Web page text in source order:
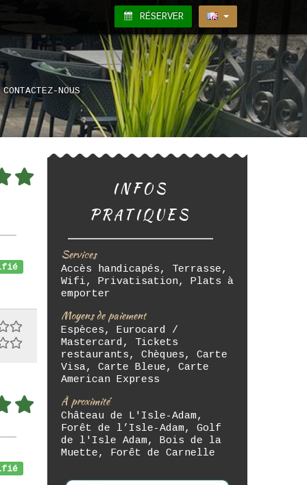
RÉSERVER
CONTACTEZ-NOUS
INFOS
PRATIQUES
Services
Accès handicapés, Terrasse,
Wifi, Privatisation, Plats à
emporter
Moyens de paiement
Espèces, Eurocard /
Mastercard, Tickets
restaurants, Chèques, Carte
Visa, Carte Bleue, Carte
American Express
À proximité
Château de L'Isle-Adam,
Forêt de l’Isle-Adam, Golf
de l'Isle Adam, Bois de la
Muette, Forêt de Carnelle